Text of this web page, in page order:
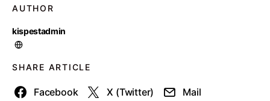
AUTHOR
kispestadmin
SHARE ARTICLE
Facebook X (Twitter) Mail